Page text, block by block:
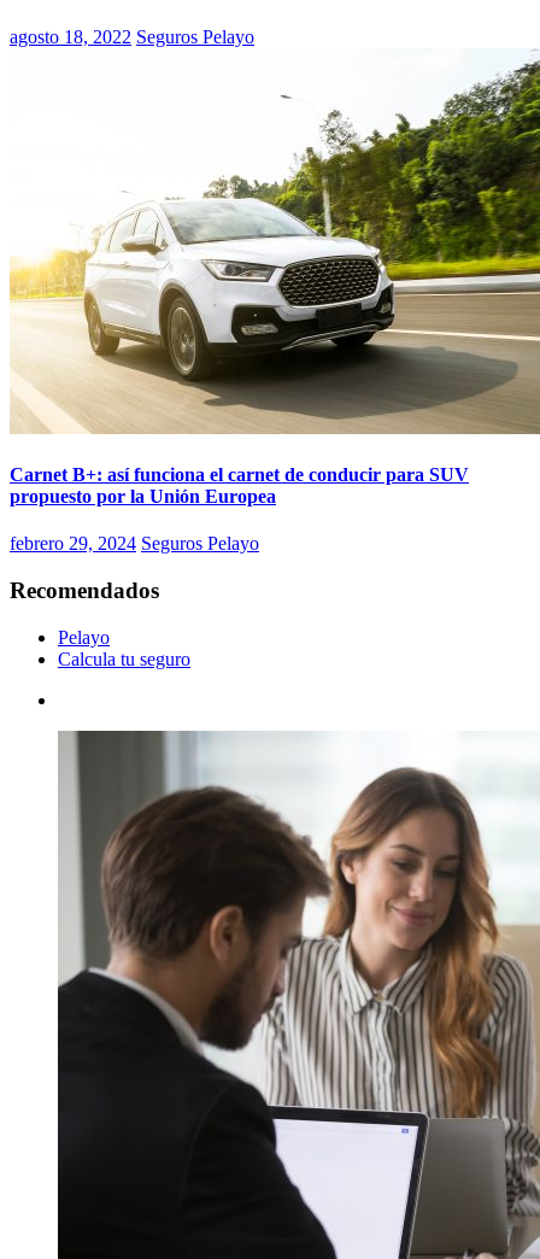
agosto 18, 2022 Seguros Pelayo
Carnet B+: así funciona el carnet de conducir para SUV
propuesto por la Unión Europea
febrero 29, 2024 Seguros Pelayo
Recomendados
Pelayo
Calcula tu seguro